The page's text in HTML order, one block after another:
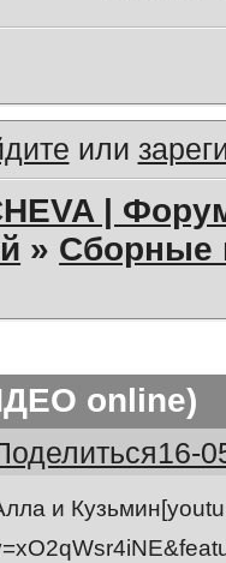
или
|
» Сборные
online)
16-
и